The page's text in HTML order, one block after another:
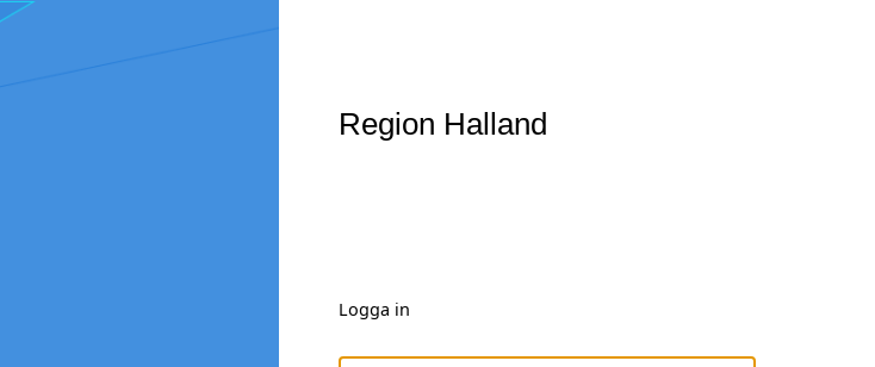
Region Halland
Logga in